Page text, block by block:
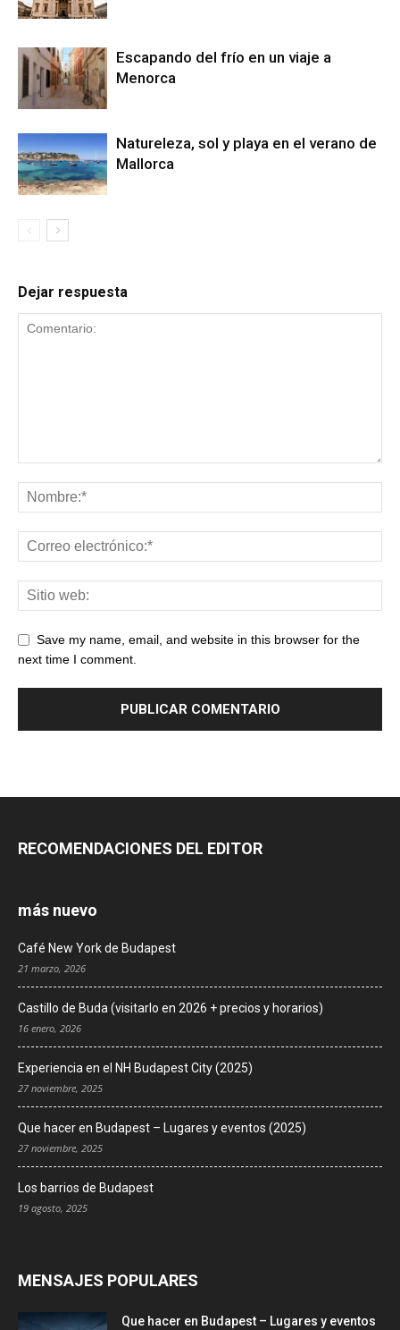
Escapando del frío en un viaje a
Menorca
Natureleza, sol y playa en el verano de
Mallorca
Dejar respuesta
Save my name, email, and website in this browser for the
next time I comment.
RECOMENDACIONES DEL EDITOR
más nuevo
Café New York de Budapest
21 marzo, 2026
Castillo de Buda (visitarlo en 2026 + precios y horarios)
16 enero, 2026
Experiencia en el NH Budapest City (2025)
27 noviembre, 2025
Que hacer en Budapest – Lugares y eventos (2025)
27 noviembre, 2025
Los barrios de Budapest
19 agosto, 2025
MENSAJES POPULARES
Que hacer en Budapest – Lugares y eventos